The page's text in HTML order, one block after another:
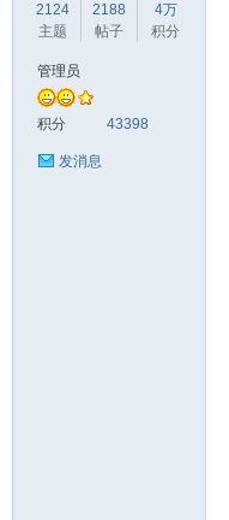
2124
主题
2188
帖子
4万
积分
管理员
积分 43398
发消息